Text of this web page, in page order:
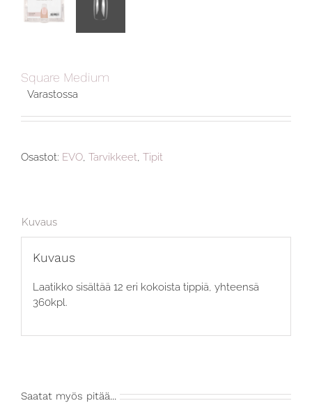
Square Medium
Varastossa
Osastot: EVO, Tarvikkeet, Tipit
Kuvaus
Kuvaus
Laatikko sisältää 12 eri kokoista tippiä, yhteensä
360kpl.
Saatat myös pitää...